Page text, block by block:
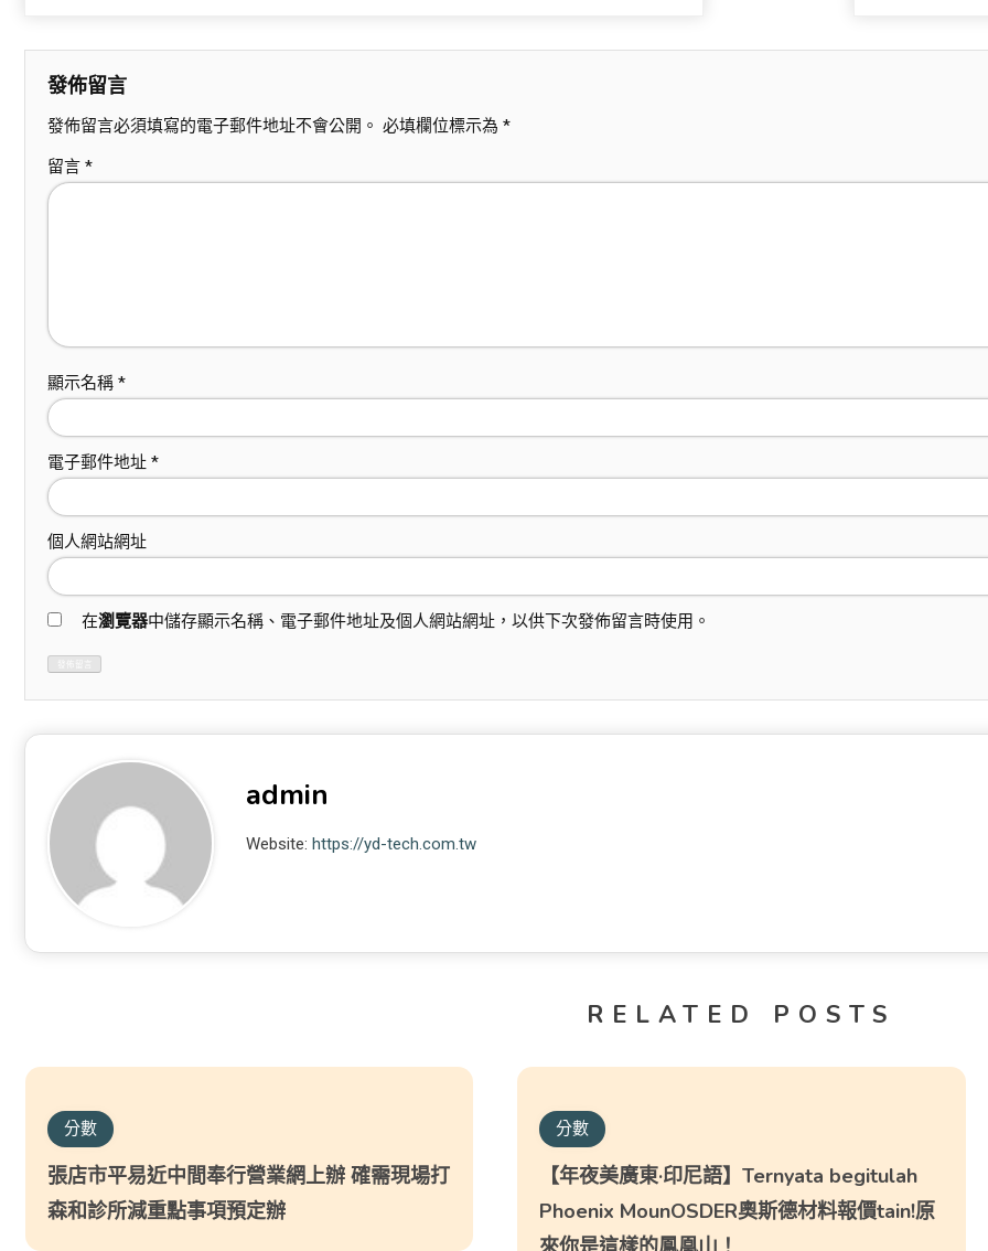
發佈留言
發佈留言必須填寫的電子郵件地址不會公開。 必填欄位標示為 *
留言 *
顯示名稱 *
電子郵件地址 *
個人網站網址
在瀏覽器中儲存顯示名稱、電子郵件地址及個人網站網址，以供下次發佈留言時使用。
admin
Website:https://yd-tech.com.tw
RELATED POSTS
分數
張店市平易近中間奉行營業網上辦 確需現場打
森和診所減重點事項預定辦
分數
【年夜美廣東·印尼語】Ternyata begitulah
Phoenix MounOSDER奧斯德材料報價tain!原